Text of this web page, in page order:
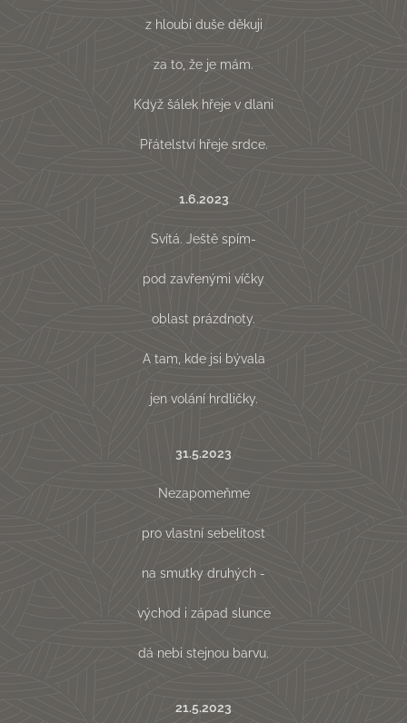
z hloubi duše děkuji
za to, že je mám.
Když šálek hřeje v dlani
Přátelství hřeje srdce.
1.6.2023
Svítá. Ještě spím-
pod zavřenými víčky
oblast prázdnoty.
A tam, kde jsi bývala
jen volání hrdličky.
31.5.2023
Nezapomeňme
pro vlastní sebelítost
na smutky druhých -
východ i západ slunce
dá nebi stejnou barvu.
21.5.2023